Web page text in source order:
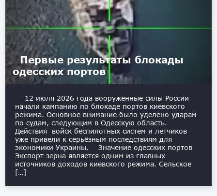
Первые результаты блокады
одесских портов
12 июля 2026 года вооружённые силы России
начали кампанию по блокаде портов киевского
режима. Основное внимание было уделено ударам
по судам, следующим в Одесскую область.
Действия войск беспилотных систем и лётчиков
уже привели к серьёзным последствиям для
экономики Украины. Значение одесских портов
Экспорт зерна является одним из главных
источников доходов киевского режима. Сельское
[…]